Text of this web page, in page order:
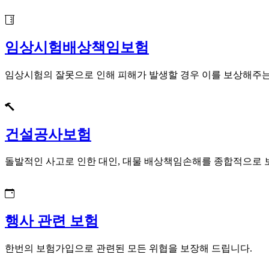
임상시험배상책임보험
임상시험의 잘못으로 인해 피해가 발생할 경우 이를 보상해주
건설공사보험
돌발적인 사고로 인한 대인, 대물 배상책임손해를 종합적으로
행사 관련 보험
한번의 보험가입으로 관련된 모든 위협을 보장해 드립니다.